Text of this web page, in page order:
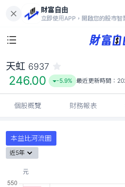
財富自由
立即使用APP，開啟您的股市智
246.00
-5.9%
天虹 6937
246.00 -5.9% 最近更新時間：
個股概覽 財務報表
本益比河流圖
近5年